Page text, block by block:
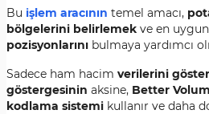
Bu işlem aracının temel amacı,
bölgelerini belirlemek ve en uygun
pozisyonlarını bulmaya yardımcı
Sadece ham hacim verilerini
göstergesinin aksine, Better
kodlama sistemi kullanır ve daha